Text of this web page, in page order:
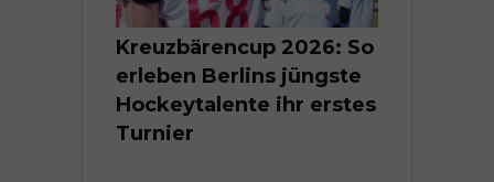
Kreuzbärencup 2026: So
erleben Berlins jüngste
Hockeytalente ihr erstes
Turnier